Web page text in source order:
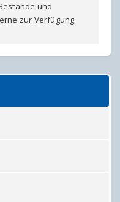
und
zur Verfügung.